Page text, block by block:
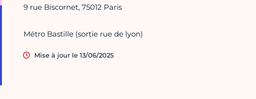
9 rue Biscornet, 75012 Paris
Métro Bastille (sortie rue de lyon)
Mise à jour le 13/06/2025